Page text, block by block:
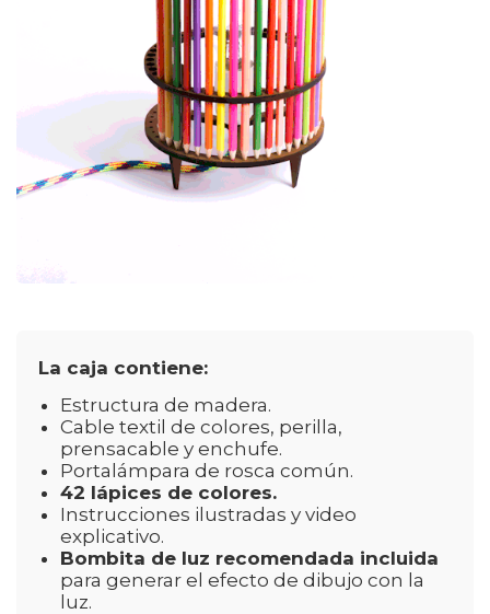
La caja contiene:
Estructura de madera.
Cable textil de colores, perilla,
prensacable y enchufe.
Portalámpara de rosca común.
42 lápices de colores.
Instrucciones ilustradas y video
explicativo.
Bombita de luz recomendada incluida
para generar el efecto de dibujo con la
luz.